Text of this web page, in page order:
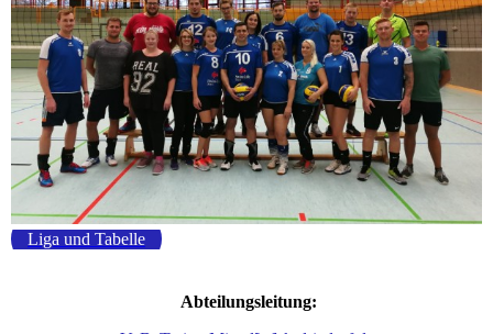
Liga und Tabelle
Abteilungsleitung: